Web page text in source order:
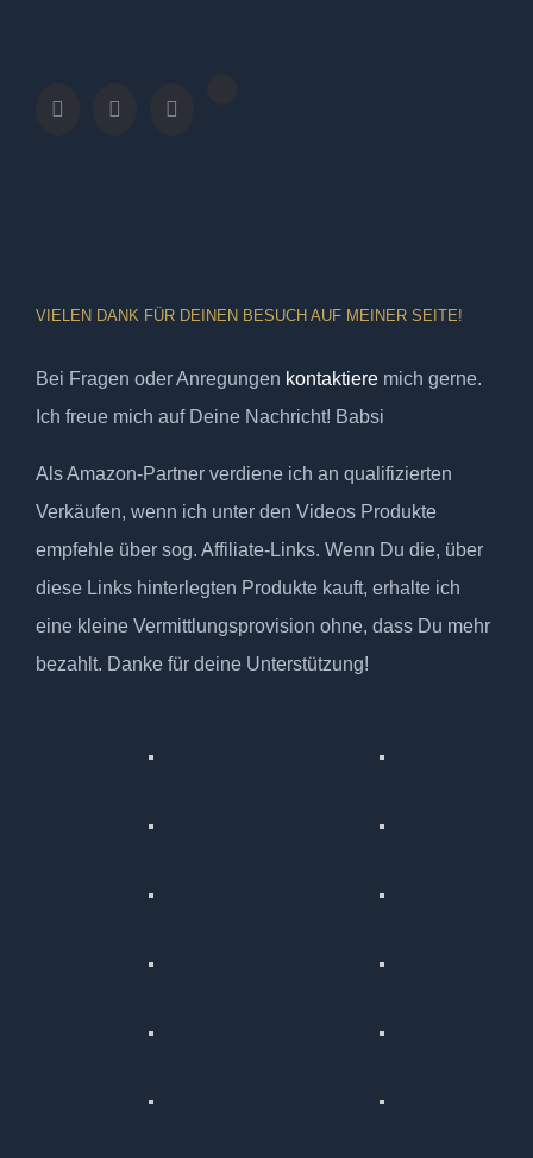
VIELEN DANK FÜR DEINEN BESUCH AUF MEINER SEITE!
Bei Fragen oder Anregungen kontaktiere mich gerne.
Ich freue mich auf Deine Nachricht! Babsi
Als Amazon-Partner verdiene ich an qualifizierten
Verkäufen, wenn ich unter den Videos Produkte
empfehle über sog. Affiliate-Links. Wenn Du die, über
diese Links hinterlegten Produkte kauft, erhalte ich
eine kleine Vermittlungsprovision ohne, dass Du mehr
bezahlt. Danke für deine Unterstützung!